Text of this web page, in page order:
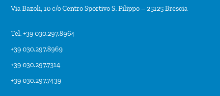
Via Bazoli, 10 c/o Centro Sportivo S. Filippo – 25125 Brescia
Tel. +39 030.297.8964
+39 030.297.8969
+39 030.297.7314
+39 030.297.7439